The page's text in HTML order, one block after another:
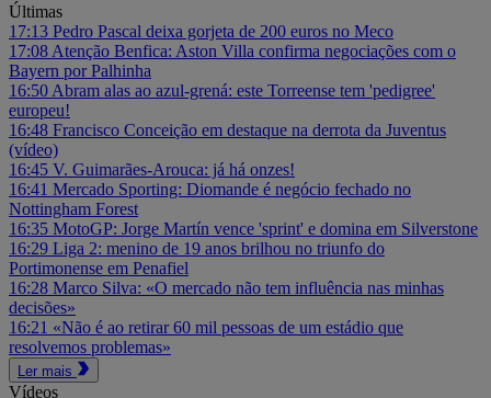
Últimas
17:13 Pedro Pascal deixa gorjeta de 200 euros no Meco
17:08 Atenção Benfica: Aston Villa confirma negociações com o
Bayern por Palhinha
16:50 Abram alas ao azul-grená: este Torreense tem 'pedigree'
europeu!
16:48 Francisco Conceição em destaque na derrota da Juventus
(vídeo)
16:45 V. Guimarães-Arouca: já há onzes!
16:41 Mercado Sporting: Diomande é negócio fechado no
Nottingham Forest
16:35 MotoGP: Jorge Martín vence 'sprint' e domina em Silverstone
16:29 Liga 2: menino de 19 anos brilhou no triunfo do
Portimonense em Penafiel
16:28 Marco Silva: «O mercado não tem influência nas minhas
decisões»
16:21 «Não é ao retirar 60 mil pessoas de um estádio que
resolvemos problemas»
Ler mais
Vídeos